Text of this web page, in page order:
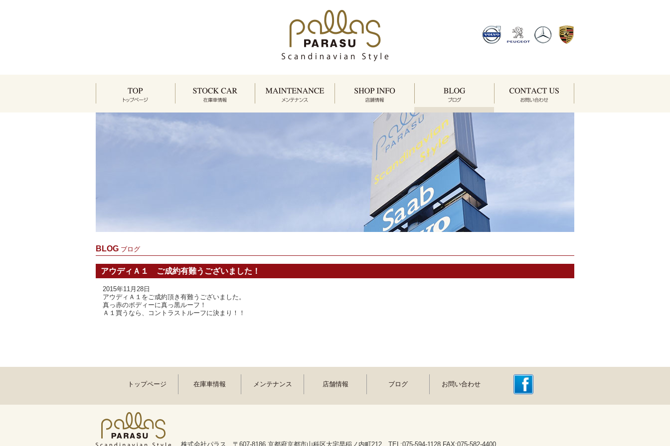
BLOG ブログ
アウディＡ１ ご成約有難うございました！
2015年11月28日
アウディＡ１をご成約頂き有難うございました。
真っ赤のボディーに真っ黒ルーフ！
Ａ１買うなら、コントラストルーフに決まり！！
トップページ 在庫車情報 メンテナンス 店舗情報 ブログ お問い合わせ
株式会社パラス 〒607-8186 京都府京都市山科区大宅早稲ノ内町212 TEL:075-594-1128 FAX:075-582-4400